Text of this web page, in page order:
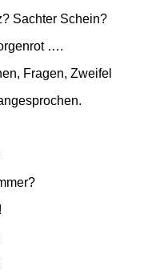
Sachter Schein?
….
Fragen, Zweifel